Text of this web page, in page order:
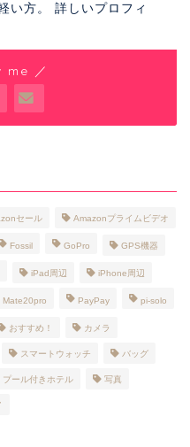
い方。 詳しいプロフィ
me ／
セール Amazonプライムビデオ
Fossil GoPro GPS機器
iPad周辺 iPhone周辺
Mate20pro PayPay pi-solo
おすすめ！ カメラ
スマートウォッチ バッグ
プール付きホテル 写真